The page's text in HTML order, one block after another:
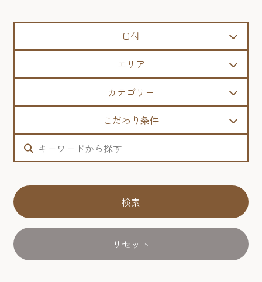
日付
エリア
カテゴリー
こだわり条件
検索
リセット